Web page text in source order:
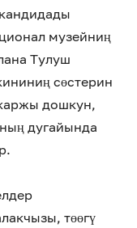
музейниң
Тулуш
сөстерин
дошкун,
дугайында
төөгү